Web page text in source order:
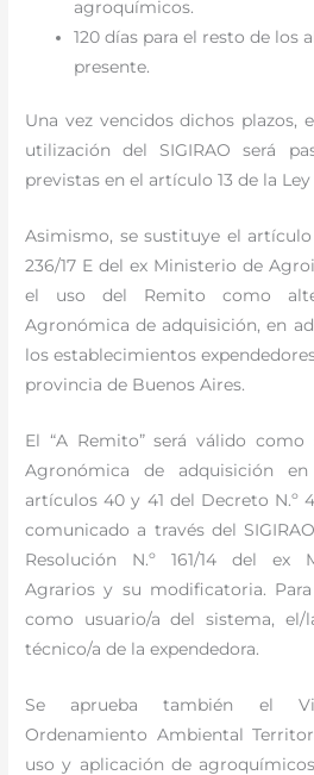
agroquímicos.
120 días para el resto de los
presente.
Una vez vencidos dichos plazos,
utilización del SIGIRAO será
previstas en el artículo 13 de la Ley
Asimismo, se sustituye el artículo
236/17 E del ex Ministerio de
el uso del Remito como
Agronómica de adquisición, en
los establecimientos
provincia de Buenos Aires.
El “A Remito” será válido
Agronómica de adquisición
artículos 40 y 41 del Decreto N.º
comunicado a través del
Resolución N.º 161/14 del ex
Agrarios y su modificatoria.
como usuario/a del sistema, el/
técnico/a de la expendedora.
Se aprueba también el
Ordenamiento Ambiental
uso y aplicación de